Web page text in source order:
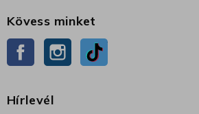
Kövess minket
Facebook Instagram
Hírlevél